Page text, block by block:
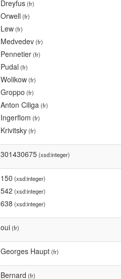
Dreyfus(fr)
Orwell (fr)
Lew(fr)
Medvedev(fr)
Pennetier(fr)
Pudal (fr)
Wolikow(fr)
Groppo (fr)
Anton Ciliga(fr)
Ingerflom (fr)
Krivitsky(fr)
301430675(xsd:integer)
150 (xsd:integer)
542 (xsd:integer)
638 (xsd:integer)
oui(fr)
Georges Haupt(fr)
Bernard (fr)